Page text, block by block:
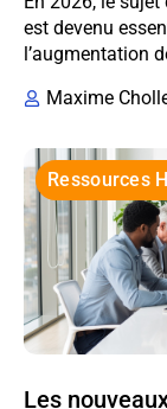
est devenu
l’augmentation
Maxime
Ressources
Les